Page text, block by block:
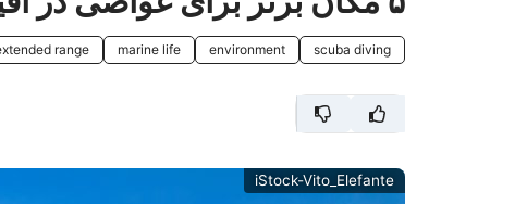
scuba diving
environment
marine life
range
iStock-Vito_Elefante